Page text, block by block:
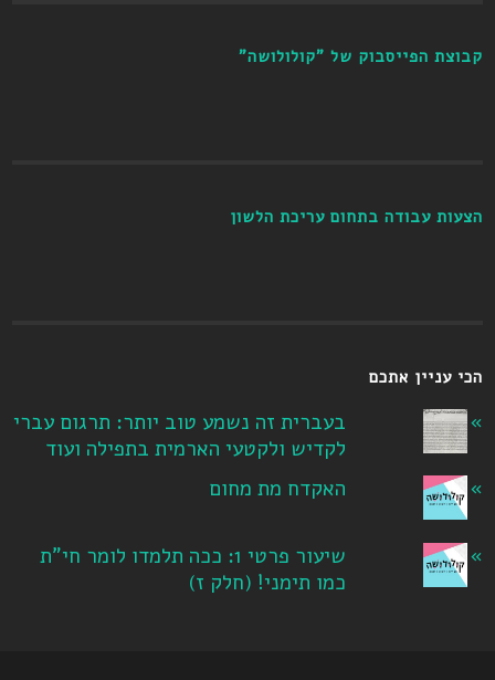
קבוצת הפייסבוק של "קולולושה"
הצעות עבודה בתחום עריכת הלשון
הכי עניין אתכם
בעברית זה נשמע טוב יותר: תרגום עברי
לקדיש ולקטעי הארמית בתפילה ועוד
האקדח מת מחום
שיעור פרטי 1: ככה תלמדו לומר חי"ת
כמו תימני! ‏(חלק ז‏)